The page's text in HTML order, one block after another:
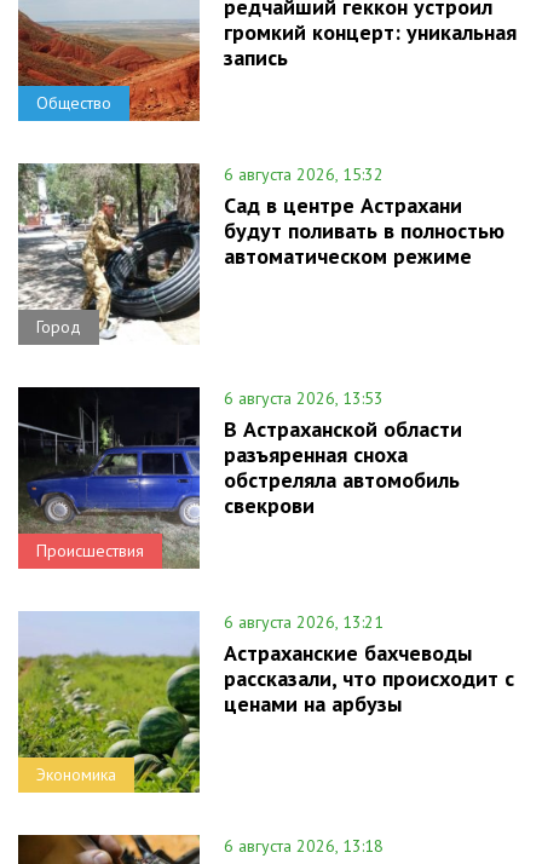
Общество
редчайший геккон устроил
громкий концерт: уникальная
запись
Город
6 августа 2026, 15:32
Сад в центре Астрахани
будут поливать в полностью
автоматическом режиме
Происшествия
6 августа 2026, 13:53
В Астраханской области
разъяренная сноха
обстреляла автомобиль
свекрови
Экономика
6 августа 2026, 13:21
Астраханские бахчеводы
рассказали, что происходит с
ценами на арбузы
6 августа 2026, 13:18